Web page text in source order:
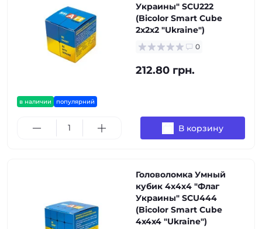
в наличии популярний
Украины" SCU222
(Bicolor Smart Cube
2x2x2 "Ukraine")
0
212.80 грн.
В корзину
Головоломка Умный
кубик 4х4х4 "Флаг
Украины" SCU444
(Bicolor Smart Cube
4x4x4 "Ukraine")